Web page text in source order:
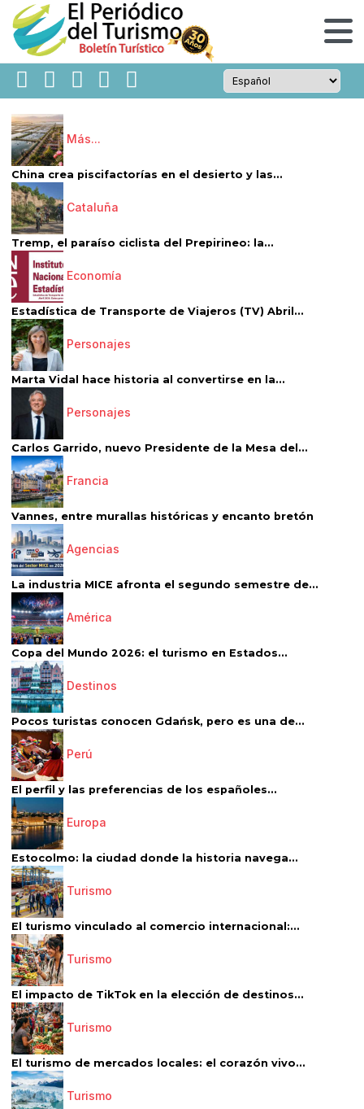
Más...
China crea piscifactorías en el desierto y las...
Cataluña
Tremp, el paraíso ciclista del Prepirineo: la...
Economía
Estadística de Transporte de Viajeros (TV) Abril...
Personajes
Marta Vidal hace historia al convertirse en la...
Personajes
Carlos Garrido, nuevo Presidente de la Mesa del...
Francia
Vannes, entre murallas históricas y encanto bretón
Agencias
La industria MICE afronta el segundo semestre de...
América
Copa del Mundo 2026: el turismo en Estados...
Destinos
Pocos turistas conocen Gdańsk, pero es una de...
Perú
El perfil y las preferencias de los españoles...
Europa
Estocolmo: la ciudad donde la historia navega...
Turismo
El turismo vinculado al comercio internacional:...
Turismo
El impacto de TikTok en la elección de destinos...
Turismo
El turismo de mercados locales: el corazón vivo...
Turismo